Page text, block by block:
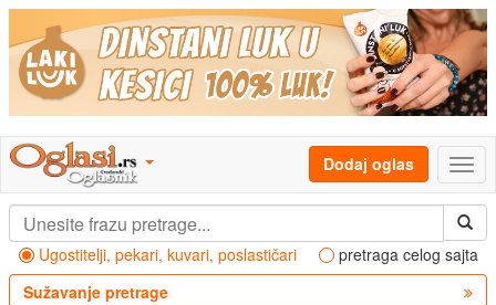
Dodaj oglas
Ugostitelji, pekari, kuvari, poslastičari
pretraga celog sajta
Sužavanje pretrage